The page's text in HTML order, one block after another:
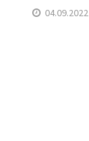
04.09.2022